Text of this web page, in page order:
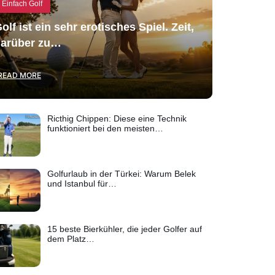
Einfach Golf
ist ein sehr erotisches Spiel. Zeit,
zu…
MORE
Ricthig Chippen: Diese eine Technik
funktioniert bei den meisten…
Golfurlaub in der Türkei: Warum Belek
und Istanbul für…
15 beste Bierkühler, die jeder Golfer auf
dem Platz…